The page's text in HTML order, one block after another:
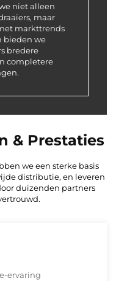
niet alleen
maar
markttrends
bieden we
bredere
completere
& Prestaties
we een sterke basis
distributie, en leveren
duizenden partners
ervaring